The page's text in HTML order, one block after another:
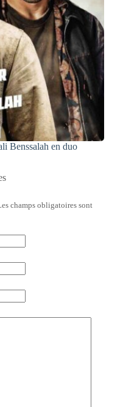
Benssalah en duo
champs obligatoires sont